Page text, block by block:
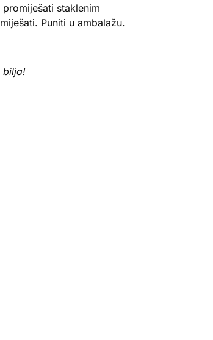
staklenim
Puniti u ambalažu.
bilja!